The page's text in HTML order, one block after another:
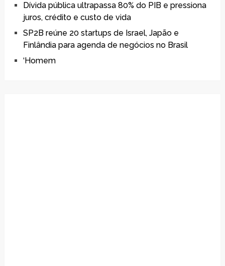
Dívida pública ultrapassa 80% do PIB e pressiona
juros, crédito e custo de vida
SP2B reúne 20 startups de Israel, Japão e
Finlândia para agenda de negócios no Brasil
‘Homem